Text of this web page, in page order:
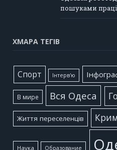
пошуками
ХМАРА ТЕГІВ
Cпорт Інтерв'ю
В мире Вся Одеса
Життя переселенців
Наука Образование